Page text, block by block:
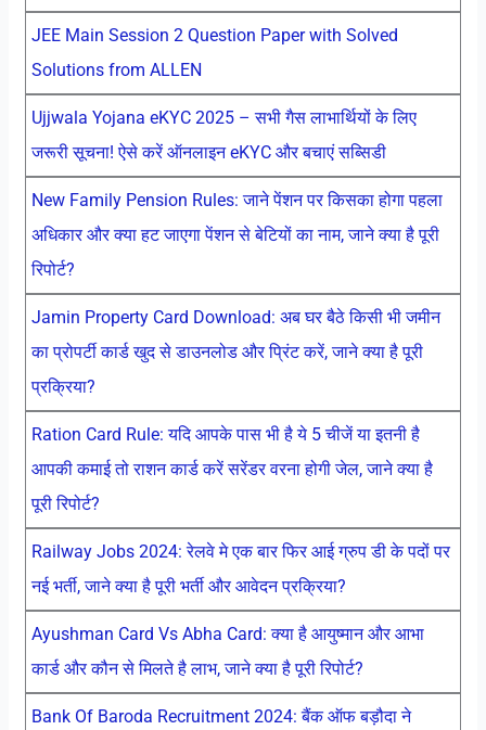
JEE Main Session 2 Question Paper with Solved
Solutions from ALLEN
Ujjwala Yojana eKYC 2025 – सभी गैस लाभार्थियों के लिए
जरूरी सूचना! ऐसे करें ऑनलाइन eKYC और बचाएं सब्सिडी
New Family Pension Rules: जाने पेंशन पर किसका होगा पहला
अधिकार और क्या हट जाएगा पेंशन से बेटियों का नाम, जाने क्या है पूरी
रिपोर्ट?
Jamin Property Card Download: अब घर बैठे किसी भी जमीन
का प्रोपर्टी कार्ड खुद से डाउनलोड और प्रिंट करें, जाने क्या है पूरी
प्रक्रिया?
Ration Card Rule: यदि आपके पास भी है ये 5 चीजें या इतनी है
आपकी कमाई तो राशन कार्ड करें सरेंडर वरना होगी जेल, जाने क्या है
पूरी रिपोर्ट?
Railway Jobs 2024: रेलवे मे एक बार फिर आई ग्रुप डी के पदों पर
नई भर्ती, जाने क्या है पूरी भर्ती और आवेदन प्रक्रिया?
Ayushman Card Vs Abha Card: क्या है आयुष्मान और आभा
कार्ड और कौन से मिलते है लाभ, जाने क्या है पूरी रिपोर्ट?
Bank Of Baroda Recruitment 2024: बैंक ऑफ बड़ौदा ने